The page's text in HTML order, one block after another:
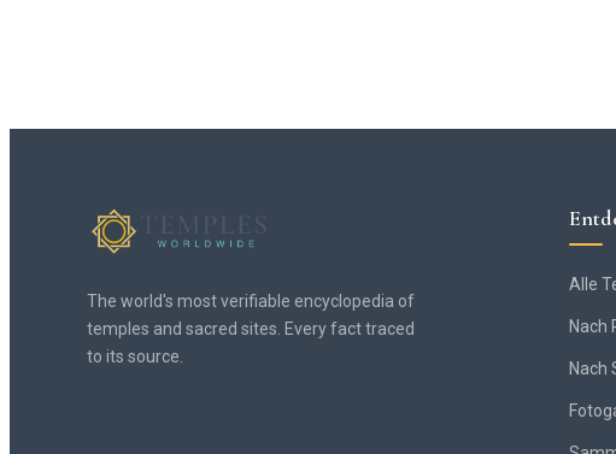
The world's most verifiable encyclopedia of
temples and sacred sites. Every fact traced
to its source.
Alle
Nach
Nach